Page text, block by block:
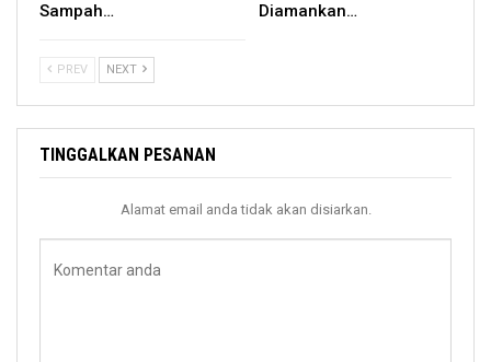
Sampah…
Diamankan…
PREV NEXT
TINGGALKAN PESANAN
Alamat email anda tidak akan disiarkan.